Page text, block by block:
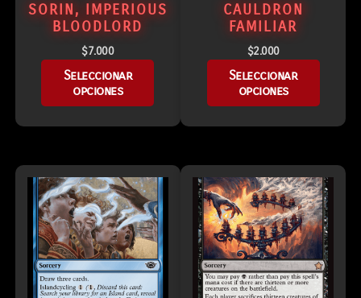
SORIN, IMPERIOUS
BLOODLORD
$7.000
Seleccionar
opciones
CAULDRON
FAMILIAR
$2.000
Seleccionar
opciones